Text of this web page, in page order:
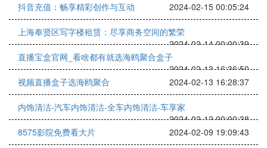
抖音充值：畅享精彩创作与互动 2024-02-15 00:05:24
上海奉贤区写字楼租赁：尽享商务空间的繁荣
2024-02-14 00:00:39
直播宝盒官网_看啥都有就选海鸥聚合盒子
2024-02-13 16:36:50
视频直播盒子选海鸥聚合
2024-02-13 16:28:37
内饰清洁-汽车内饰清洁-全车内饰清洁-车享家
2024-02-12 00:00:38
8575影院免费看大片
2024-02-09 19:09:43